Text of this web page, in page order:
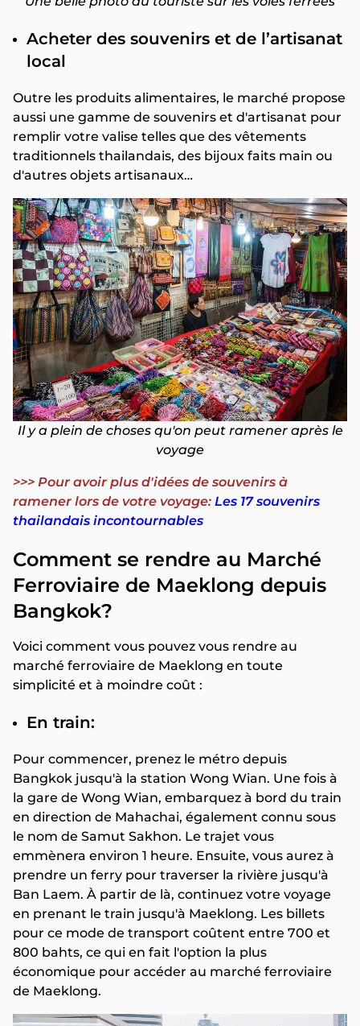
Acheter des souvenirs et de l’artisanat
local
Outre les produits alimentaires, le marché propose
aussi une gamme de souvenirs et d'artisanat pour
remplir votre valise telles que des vêtements
traditionnels thailandais, des bijoux faits main ou
d'autres objets artisanaux…
Il y a plein de choses qu'on peut ramener après le
voyage
>>> Pour avoir plus d'idées de souvenirs à
ramener lors de votre voyage: Les 17 souvenirs
thailandais incontournables
Comment se rendre au Marché
Ferroviaire de Maeklong depuis
Bangkok?
Voici comment vous pouvez vous rendre au
marché ferroviaire de Maeklong en toute
simplicité et à moindre coût :
En train:
Pour commencer, prenez le métro depuis
Bangkok jusqu'à la station Wong Wian. Une fois à
la gare de Wong Wian, embarquez à bord du train
en direction de Mahachai, également connu sous
le nom de Samut Sakhon. Le trajet vous
emmènera environ 1 heure. Ensuite, vous aurez à
prendre un ferry pour traverser la rivière jusqu'à
Ban Laem. À partir de là, continuez votre voyage
en prenant le train jusqu'à Maeklong. Les billets
pour ce mode de transport coûtent entre 700 et
800 bahts, ce qui en fait l'option la plus
économique pour accéder au marché ferroviaire
de Maeklong.